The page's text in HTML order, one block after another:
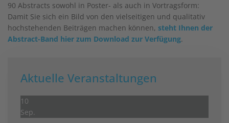
90 Abstracts sowohl in Poster- als auch in Vortragsform:
Damit Sie sich ein Bild von den vielseitigen und qualitativ
hochstehenden Beiträgen machen können, steht Ihnen der
Abstract-Band hier zum Download zur Verfügung.
Aktuelle Veranstaltungen
10
Sep.